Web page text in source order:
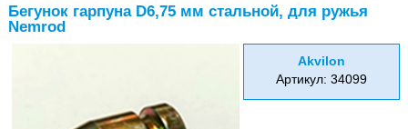
Бегунок гарпуна D6,75 мм стальной, для ружья
Nemrod
Akvilon
Артикул: 34099